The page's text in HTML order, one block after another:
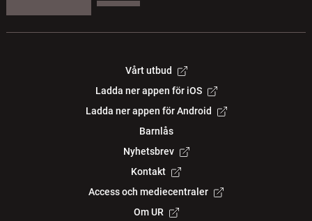
Vårt utbud
Ladda ner appen för iOS
Ladda ner appen för Android
Barnlås
Nyhetsbrev
Kontakt
Access och mediecentraler
Om UR